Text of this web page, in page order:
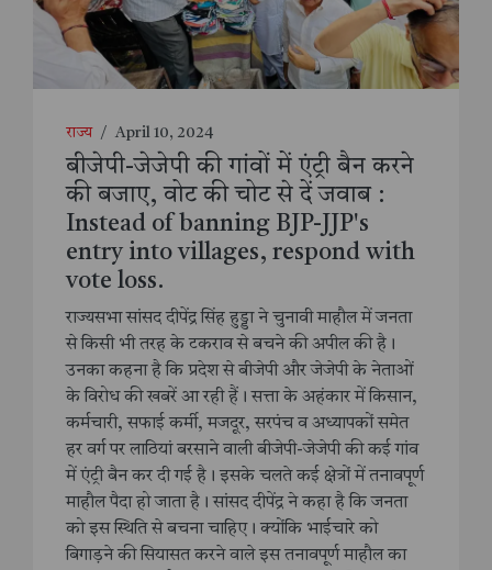
राज्य / April 10, 2024
बीजेपी-जेजेपी की गांवों में एंट्री बैन करने
की बजाए, वोट की चोट से दें जवाब :
Instead of banning BJP-JJP's
entry into villages, respond with
vote loss.
राज्यसभा सांसद दीपेंद्र सिंह हुड्डा ने चुनावी माहौल में जनता
से किसी भी तरह के टकराव से बचने की अपील की है।
उनका कहना है कि प्रदेश से बीजेपी और जेजेपी के नेताओं
के विरोध की खबरें आ रही हैं। सत्ता के अहंकार में किसान,
कर्मचारी, सफाई कर्मी, मजदूर, सरपंच व अध्यापकों समेत
हर वर्ग पर लाठियां बरसाने वाली बीजेपी-जेजेपी की कई गांव
में एंट्री बैन कर दी गई है। इसके चलते कई क्षेत्रों में तनावपूर्ण
माहौल पैदा हो जाता है। सांसद दीपेंद्र ने कहा है कि जनता
को इस स्थिति से बचना चाहिए। क्योंकि भाईचारे को
बिगाड़ने की सियासत करने वाले इस तनावपूर्ण माहौल का